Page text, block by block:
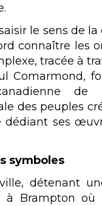
le sens de
connaître les
tracée à
Comarmond,
de
des peuples
dédiant ses
symboles
détenant
à Brampton où